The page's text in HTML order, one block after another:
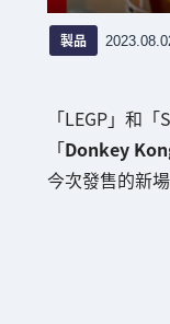
製品
「LEGP」和
「Donkey
今次發售的新